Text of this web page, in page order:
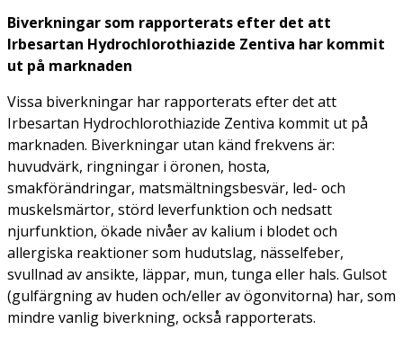
Biverkningar som rapporterats efter det att
Irbesartan Hydrochlorothiazide Zentiva har kommit
ut på marknaden
Vissa biverkningar har rapporterats efter det att
Irbesartan Hydrochlorothiazide Zentiva kommit ut på
marknaden. Biverkningar utan känd frekvens är:
huvudvärk, ringningar i öronen, hosta,
smakförändringar, matsmältningsbesvär, led- och
muskelsmärtor, störd leverfunktion och nedsatt
njurfunktion, ökade nivåer av kalium i blodet och
allergiska reaktioner som hudutslag, nässelfeber,
svullnad av ansikte, läppar, mun, tunga eller hals. Gulsot
(gulfärgning av huden och/eller av ögonvitorna) har, som
mindre vanlig biverkning, också rapporterats.